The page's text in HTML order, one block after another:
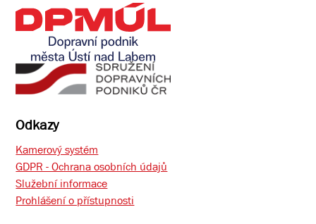
Odkazy
Kamerový systém
GDPR - Ochrana osobních údajů
Služební informace
Prohlášení o přístupnosti